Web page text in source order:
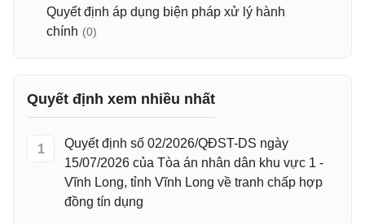
Quyết định áp dụng biện pháp xử lý hành
chính (0)
Quyết định xem nhiều nhất
1
Quyết định số 02/2026/QĐST-DS ngày
15/07/2026 của Tòa án nhân dân khu vực 1 -
Vĩnh Long, tỉnh Vĩnh Long về tranh chấp hợp
đồng tín dụng